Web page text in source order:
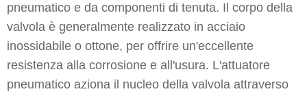
pneumatico e da componenti di tenuta. Il corpo della
valvola è generalmente realizzato in acciaio
inossidabile o ottone, per offrire un'eccellente
resistenza alla corrosione e all'usura. L'attuatore
pneumatico aziona il nucleo della valvola attraverso